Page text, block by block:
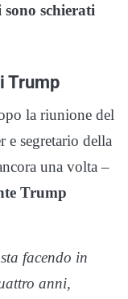
schierati
Trump
la riunione del
segretario della
una volta –
Trump
facendo in
anni,